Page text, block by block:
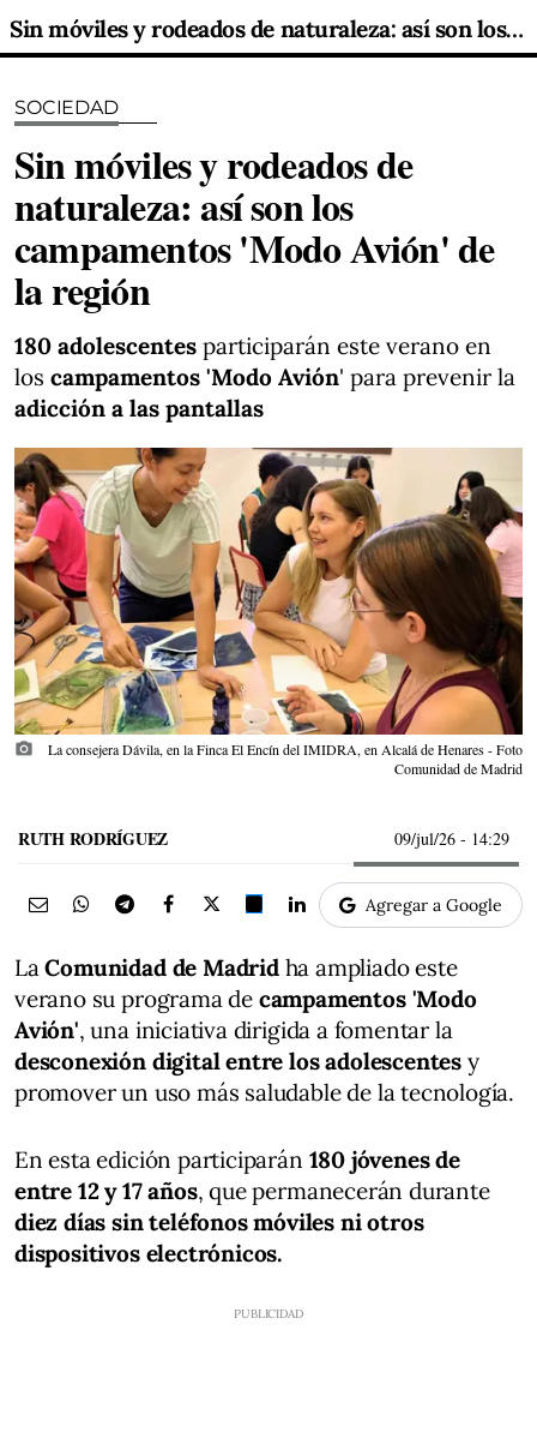
Sin móviles y rodeados de naturaleza: así son los campamentos 'Modo Avión' de la región
SOCIEDAD
Sin móviles y rodeados de
naturaleza: así son los
campamentos 'Modo Avión' de
la región
180 adolescentes participarán este verano en
los campamentos 'Modo Avión' para prevenir la
adicción a las pantallas
photo_camera
La consejera Dávila, en la Finca El Encín del IMIDRA, en Alcalá de Henares - Foto
Comunidad de Madrid
RUTH RODRÍGUEZ 09/jul/26 - 14:29
Agregar a Google
LaComunidad de Madridha ampliado este
verano su programa de campamentos 'Modo
Avión', una iniciativa dirigida a fomentar la
desconexión digital entre los adolescentes y
promover un uso más saludable de la tecnología.
En esta edición participarán 180 jóvenes de
entre 12 y 17 años, que permanecerán durante
diez días sin teléfonos móviles ni otros
dispositivos electrónicos.